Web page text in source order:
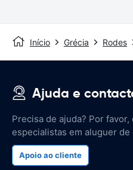
Início Grécia Rodes
Ajuda e
Precisa de ajuda? Por
especialistas em aluguer de
Apoio ao cliente